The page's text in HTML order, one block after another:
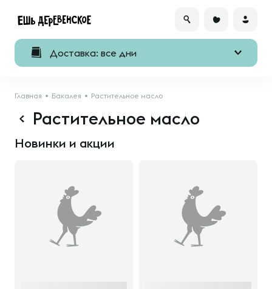
Доставка: все дни
Главная Бакалея Растительное масло
Растительное масло
Новинки и акции